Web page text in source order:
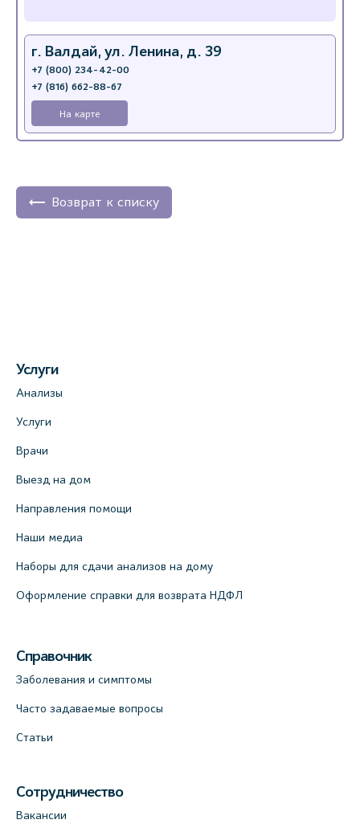
г. Валдай, ул. Ленина, д. 39
+7 (800) 234-42-00
+7 (816) 662-88-67
На карте
Возврат к списку
Услуги
Анализы
Услуги
Врачи
Выезд на дом
Направления помощи
Наши медиа
Наборы для сдачи анализов на дому
Оформление справки для возврата НДФЛ
Справочник
Заболевания и симптомы
Часто задаваемые вопросы
Статьи
Сотрудничество
Вакансии